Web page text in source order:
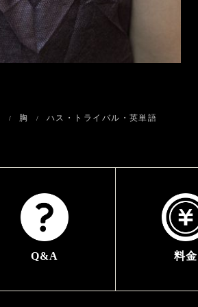
胸 ハス・トライバル・英単語
Q&A 料金